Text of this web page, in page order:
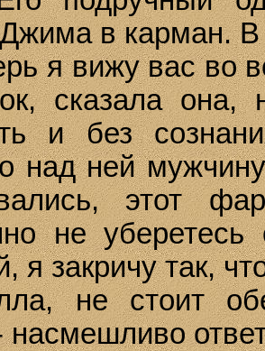
в карман.
я вижу вас во
сказала она,
и без
над ней
этот
не
я закричу так,
не стоит
насмешливо